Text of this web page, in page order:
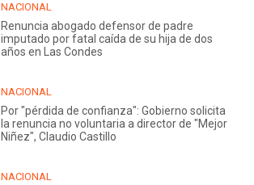
NACIONAL
Renuncia abogado defensor de padre
imputado por fatal caída de su hija de dos
años en Las Condes
NACIONAL
Por "pérdida de confianza": Gobierno solicita
la renuncia no voluntaria a director de "Mejor
Niñez", Claudio Castillo
NACIONAL